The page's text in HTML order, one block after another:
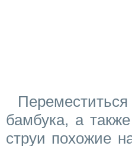
бамбука, а
струи похожие